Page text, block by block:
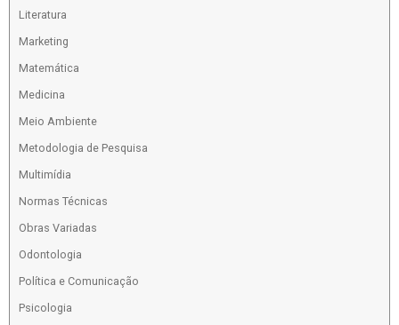
Literatura
Marketing
Matemática
Medicina
Meio Ambiente
Metodologia de Pesquisa
Multimídia
Normas Técnicas
Obras Variadas
Odontologia
Política e Comunicação
Psicologia